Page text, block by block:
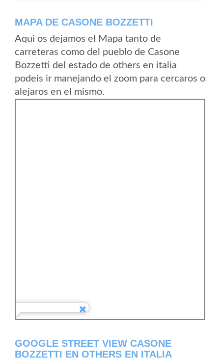
MAPA DE CASONE BOZZETTI
Aqui os dejamos el Mapa tanto de
carreteras como del pueblo de Casone
Bozzetti del estado de others en italia
podeis ir manejando el zoom para cercaros o
alejaros en el mismo.
GOOGLE STREET VIEW CASONE
BOZZETTI EN OTHERS EN ITALIA